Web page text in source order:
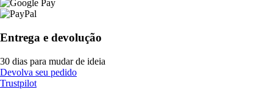
Entrega e devolução
30 dias para mudar de ideia
Devolva seu pedido
Trustpilot